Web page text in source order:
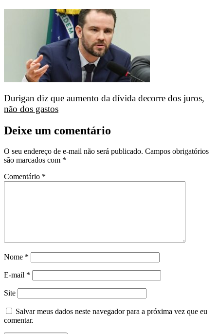
Durigan diz que aumento da dívida decorre dos juros,
não dos gastos
Deixe um comentário
O seu endereço de e-mail não será publicado. Campos obrigatórios
são marcados com *
Comentário *
Nome *
E-mail *
Site
Salvar meus dados neste navegador para a próxima vez que eu
comentar.